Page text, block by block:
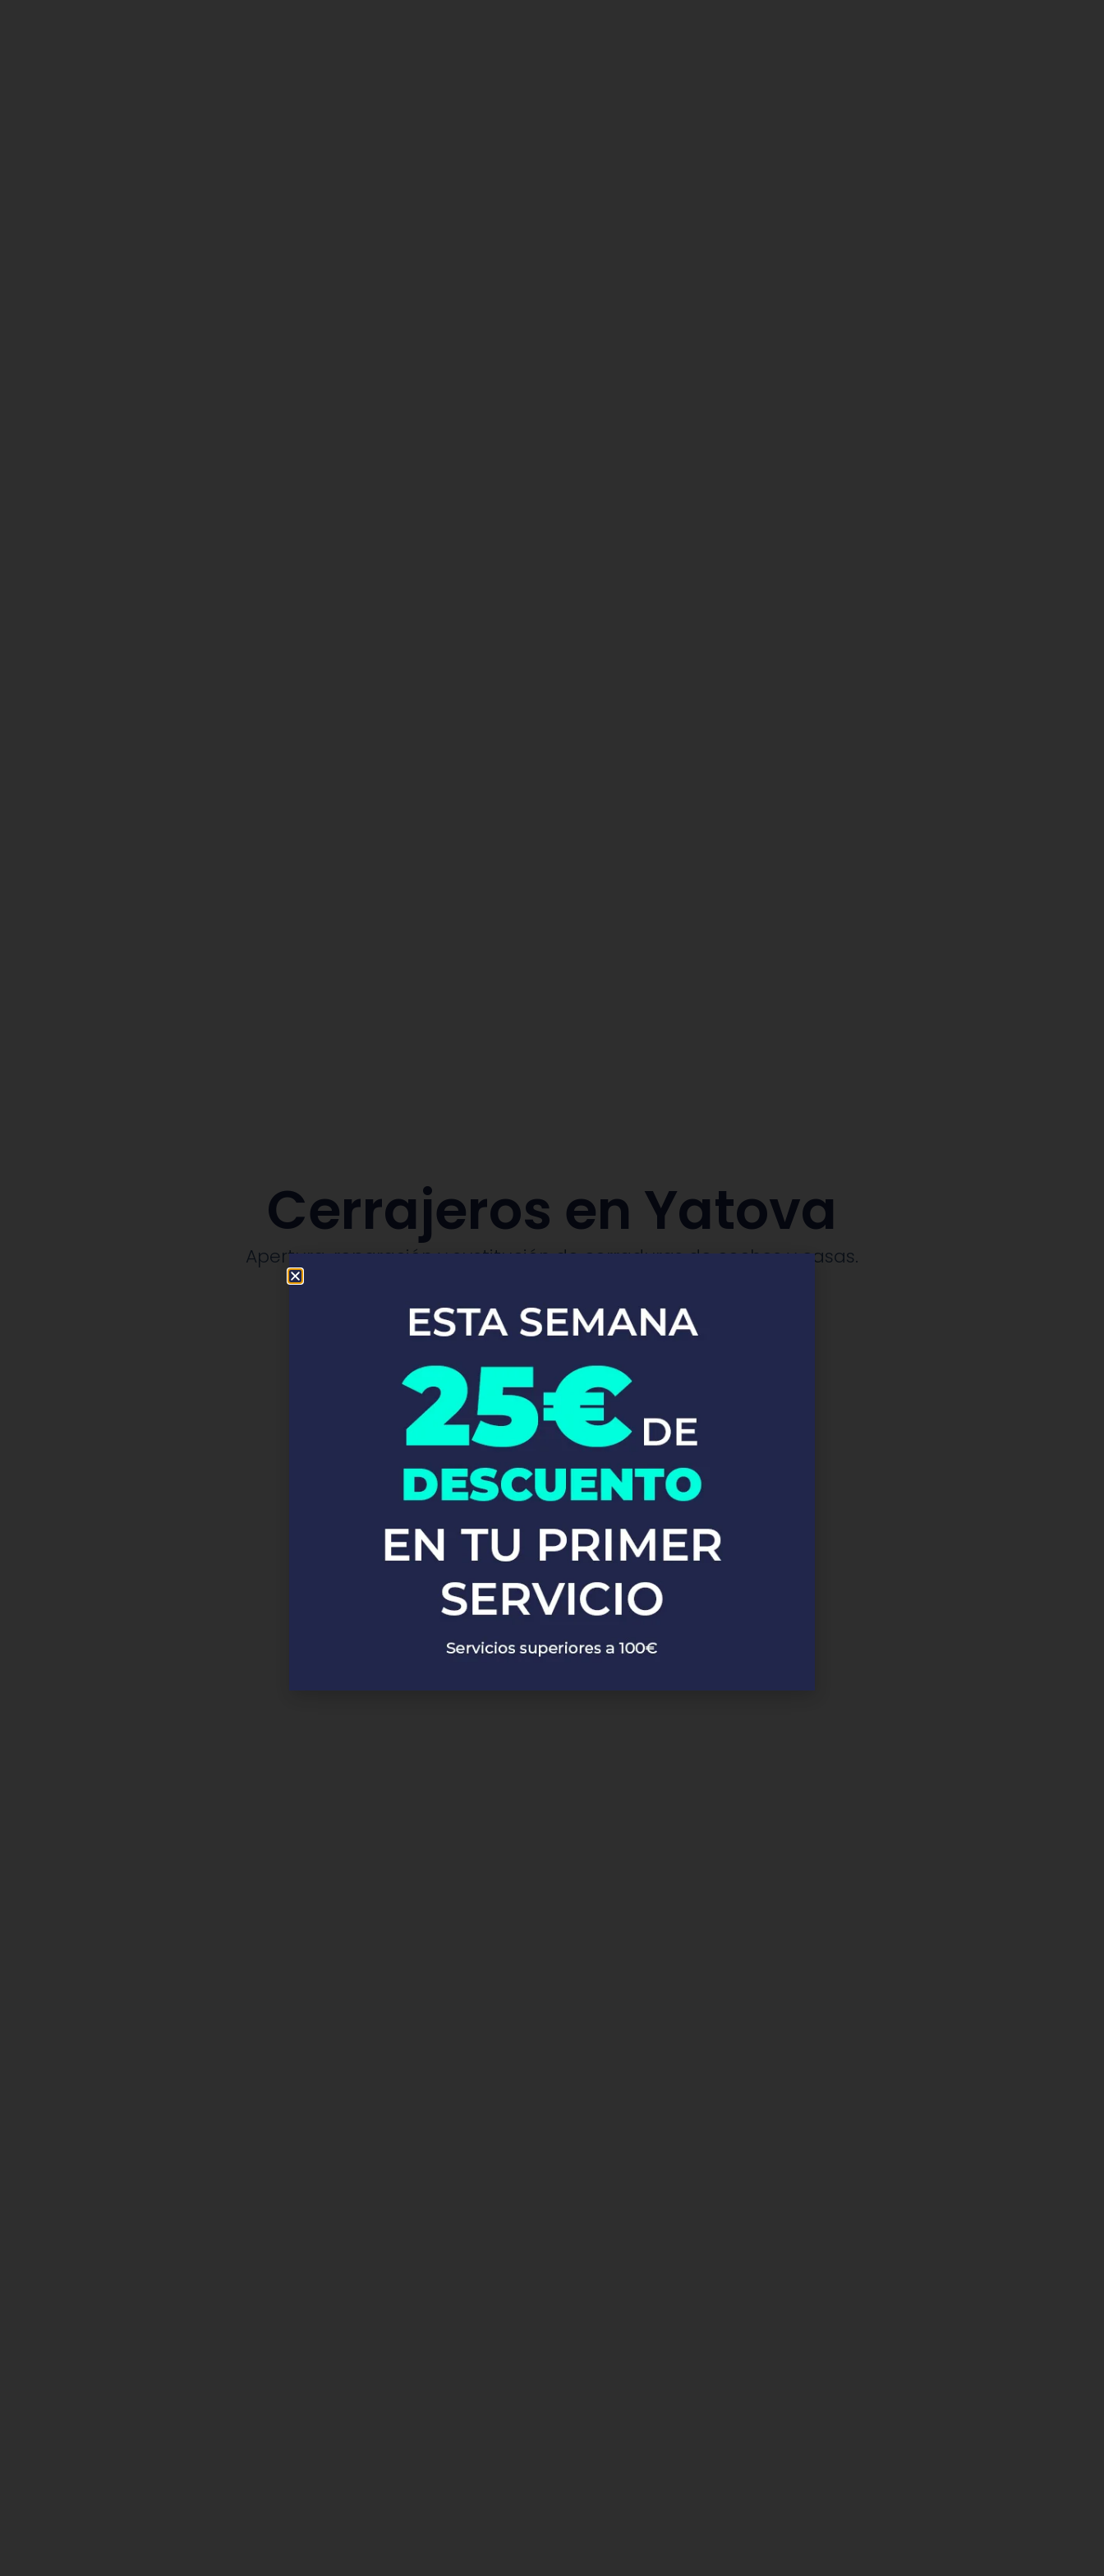
Cerrajeros en Yatova
Apertura, reparación y sustitución de cerraduras de coches y casas.​
Pide tu presupuesto ya